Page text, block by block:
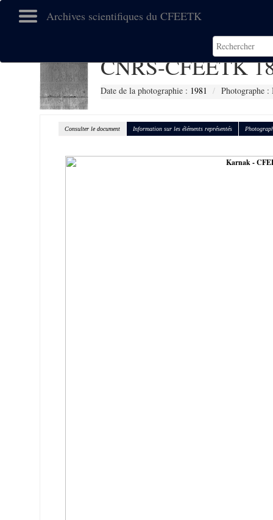
Archives scientifiques du CFEETK
CNRS-CFEETK
Date de la photographie : 1981 Photographe
Consulter le document Information sur les éléments représentés